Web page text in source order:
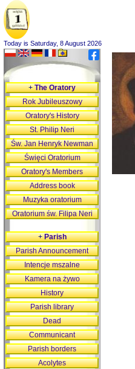
Today is Saturday, 8 August 2026
+The Oratory
Rok Jubileuszowy
Oratory's History
St. Philip Neri
Św. Jan Henryk Newman
Święci Oratorium
Oratory's Members
Address book
Muzyka oratorium
Oratorium św. Filipa Neri
+Parish
Parish Announcement
Intencje mszalne
Kamera na żywo
History
Parish library
Dead
Communicant
Parish borders
Acolytes